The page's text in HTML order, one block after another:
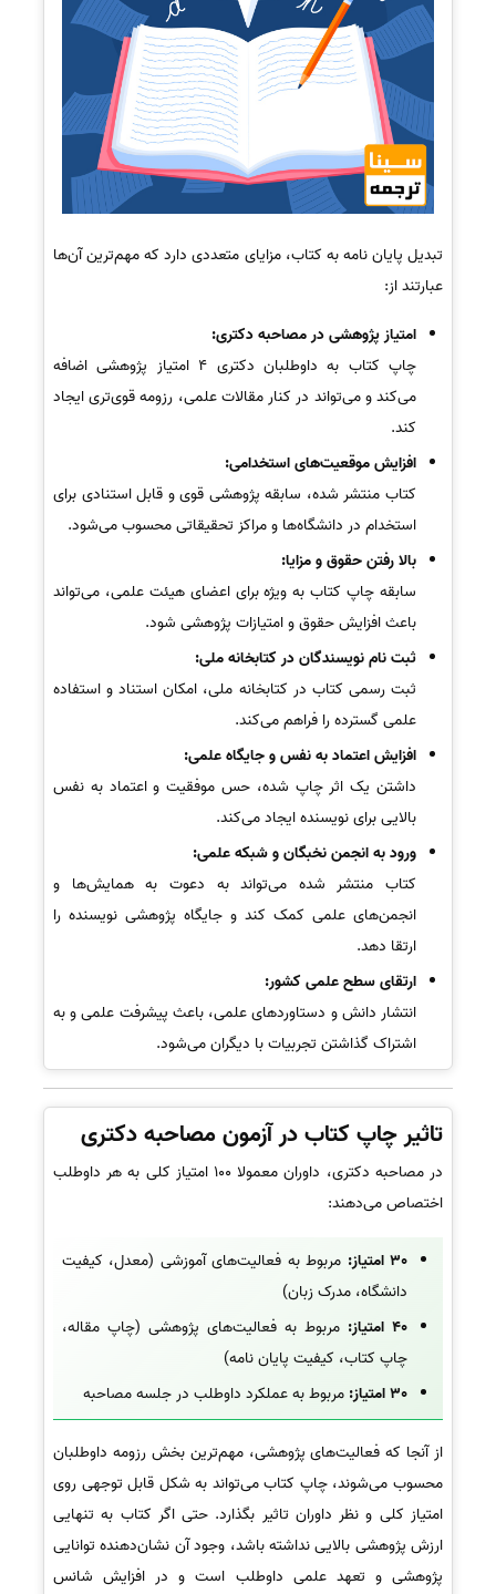
تبدیل پایان نامه به کتاب، مزایای متعددی دارد که مهم‌ترین آن‌ها
عبارتند از:
امتیاز پژوهشی در مصاحبه دکتری:
چاپ کتاب به داوطلبان دکتری 4 امتیاز پژوهشی اضافه
می‌کند و می‌تواند در کنار مقالات علمی، رزومه قوی‌تری ایجاد
کند.
افزایش موقعیت‌های استخدامی:
کتاب منتشر شده، سابقه پژوهشی قوی و قابل استنادی برای
استخدام در دانشگاه‌ها و مراکز تحقیقاتی محسوب می‌شود.
بالا رفتن حقوق و مزایا:
سابقه چاپ کتاب به ویژه برای اعضای هیئت علمی، می‌تواند
باعث افزایش حقوق و امتیازات پژوهشی شود.
ثبت نام نویسندگان در کتابخانه ملی:
ثبت رسمی کتاب در کتابخانه ملی، امکان استناد و استفاده
علمی گسترده را فراهم می‌کند.
افزایش اعتماد به نفس و جایگاه علمی:
داشتن یک اثر چاپ شده، حس موفقیت و اعتماد به نفس
بالایی برای نویسنده ایجاد می‌کند.
ورود به انجمن نخبگان و شبکه علمی:
کتاب منتشر شده می‌تواند به دعوت به همایش‌ها و
انجمن‌های علمی کمک کند و جایگاه پژوهشی نویسنده را
ارتقا دهد.
ارتقای سطح علمی کشور:
انتشار دانش و دستاوردهای علمی، باعث پیشرفت علمی و به
اشتراک گذاشتن تجربیات با دیگران می‌شود.
تاثیر چاپ کتاب در آزمون مصاحبه دکتری
در مصاحبه دکتری، داوران معمولا 100 امتیاز کلی به هر داوطلب
اختصاص می‌دهند:
30 امتیاز:
مربوط به فعالیت‌های آموزشی (معدل، کیفیت
دانشگاه، مدرک زبان)
40 امتیاز:
مربوط به فعالیت‌های پژوهشی (چاپ مقاله،
چاپ کتاب، کیفیت پایان نامه)
30 امتیاز:
مربوط به عملکرد داوطلب در جلسه مصاحبه
از آنجا که فعالیت‌های پژوهشی، مهم‌ترین بخش رزومه داوطلبان
محسوب می‌شوند، چاپ کتاب می‌تواند به شکل قابل توجهی روی
امتیاز کلی و نظر داوران تاثیر بگذارد. حتی اگر کتاب به تنهایی
ارزش پژوهشی بالایی نداشته باشد، وجود آن نشان‌دهنده توانایی
پژوهشی و تعهد علمی داوطلب است و در افزایش شانس